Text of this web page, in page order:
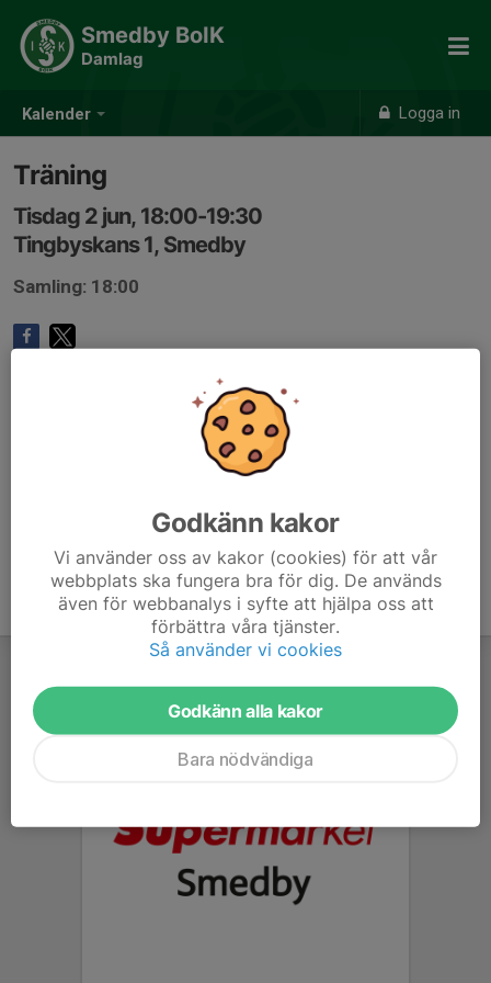
Kalender Logga in
Smedby BoIK
Damlag
Träning
Tisdag 2 jun, 18:00-19:30
Tingbyskans 1, Smedby
Samling: 18:00
Godkänn kakor
Vi använder oss av kakor (cookies) för att vår
webbplats ska fungera bra för dig. De används
även för webbanalys i syfte att hjälpa oss att
förbättra våra tjänster.
Så använder vi cookies
Godkänn alla kakor
Bara nödvändiga